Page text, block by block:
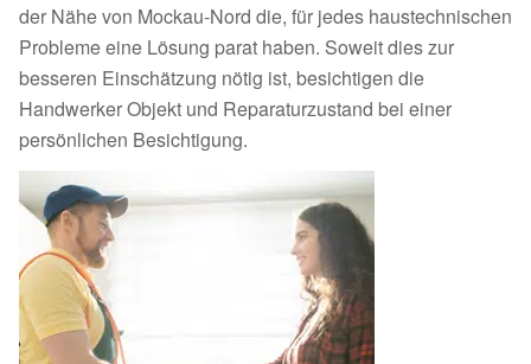
der Nähe von Mockau-Nord die, für jedes haustechnischen
Probleme eine Lösung parat haben. Soweit dies zur
besseren Einschätzung nötig ist, besichtigen die
Handwerker Objekt und Reparaturzustand bei einer
persönlichen Besichtigung.